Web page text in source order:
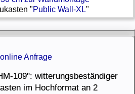
109": witterungsbeständiger
im Hochformat an 2
"Public Wall-XL"